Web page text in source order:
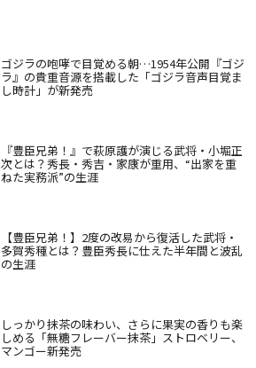
ゴジラの咆哮で目覚める朝…1954年公開『ゴジ
ラ』の貴重音源を搭載した「ゴジラ音声目覚ま
し時計」が新発売
『豊臣兄弟！』で萩原護が演じる武将・小堀正
次とは？秀長・秀吉・家康が重用、“出家を重
ねた実務派”の生涯
【豊臣兄弟！】2度の改易から復活した武将・
多賀秀種とは？豊臣秀長に仕えた半年間と波乱
の生涯
しっかり抹茶の味わい、さらに果実の香りも楽
しめる「無糖フレーバー抹茶」ストロベリー、
マンゴー新発売